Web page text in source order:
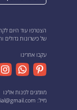
הצטרפו עוד היום
של כישרונות גדולים
עקבו אחרינו
מוזמנים לפנות אלינו
מייל: